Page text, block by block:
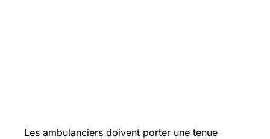
Les ambulanciers doivent porter une tenue